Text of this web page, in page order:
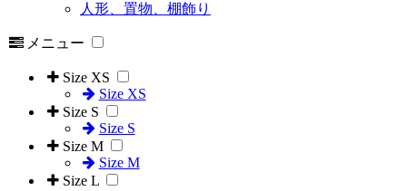
人形、置物、棚飾り
メニュー
Size XS
Size XS
Size S
Size S
Size M
Size M
Size L